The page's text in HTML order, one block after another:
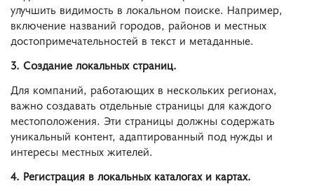
улучшить видимость в локальном поиске. Например,
включение названий городов, районов и местных
достопримечательностей в текст и метаданные.
3. Создание локальных страниц.
Для компаний, работающих в нескольких регионах,
важно создавать отдельные страницы для каждого
местоположения. Эти страницы должны содержать
уникальный контент, адаптированный под нужды и
интересы местных жителей.
4. Регистрация в локальных каталогах и картах.